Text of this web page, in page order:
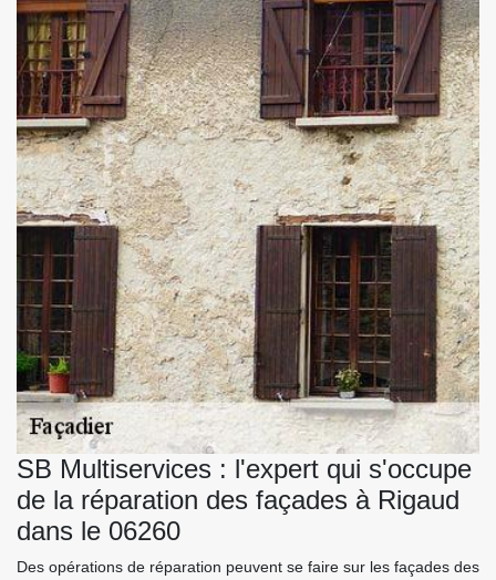
SB Multiservices : l'expert qui s'occupe
de la réparation des façades à Rigaud
dans le 06260
Des opérations de réparation peuvent se faire sur les façades des